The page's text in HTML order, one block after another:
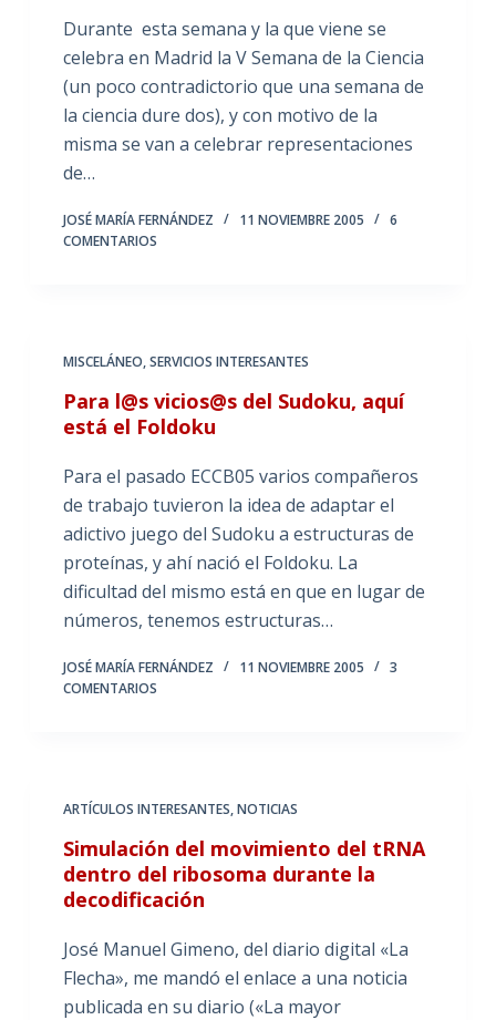
Durante esta semana y la que viene se
celebra en Madrid la V Semana de la Ciencia
(un poco contradictorio que una semana de
la ciencia dure dos), y con motivo de la
misma se van a celebrar representaciones
de…
JOSÉ MARÍA FERNÁNDEZ 11 NOVIEMBRE 2005
6
COMENTARIOS
MISCELÁNEO,SERVICIOS INTERESANTES
Para l@s vicios@s del Sudoku, aquí
está el Foldoku
Para el pasado ECCB05 varios compañeros
de trabajo tuvieron la idea de adaptar el
adictivo juego del Sudoku a estructuras de
proteínas, y ahí nació el Foldoku. La
dificultad del mismo está en que en lugar de
números, tenemos estructuras…
JOSÉ MARÍA FERNÁNDEZ 11 NOVIEMBRE 2005
3
COMENTARIOS
ARTÍCULOS INTERESANTES,NOTICIAS
Simulación del movimiento del tRNA
dentro del ribosoma durante la
decodificación
José Manuel Gimeno, del diario digital «La
Flecha», me mandó el enlace a una noticia
publicada en su diario («La mayor